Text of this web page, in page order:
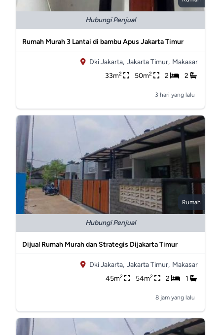
Hubungi Penjual
Rumah Murah 3 Lantai di bambu Apus Jakarta Timur
Dki Jakarta, Jakarta Timur, Makasar
33m2 50m2 2 2
3 hari yang lalu
Rumah
Hubungi Penjual
Dijual Rumah Murah dan Strategis Dijakarta Timur
Dki Jakarta, Jakarta Timur, Makasar
45m2 54m2 2 1
8 jam yang lalu